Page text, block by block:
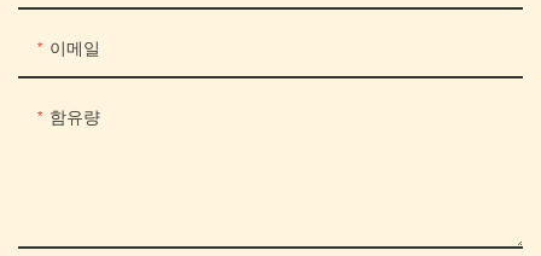
이메일
함유량